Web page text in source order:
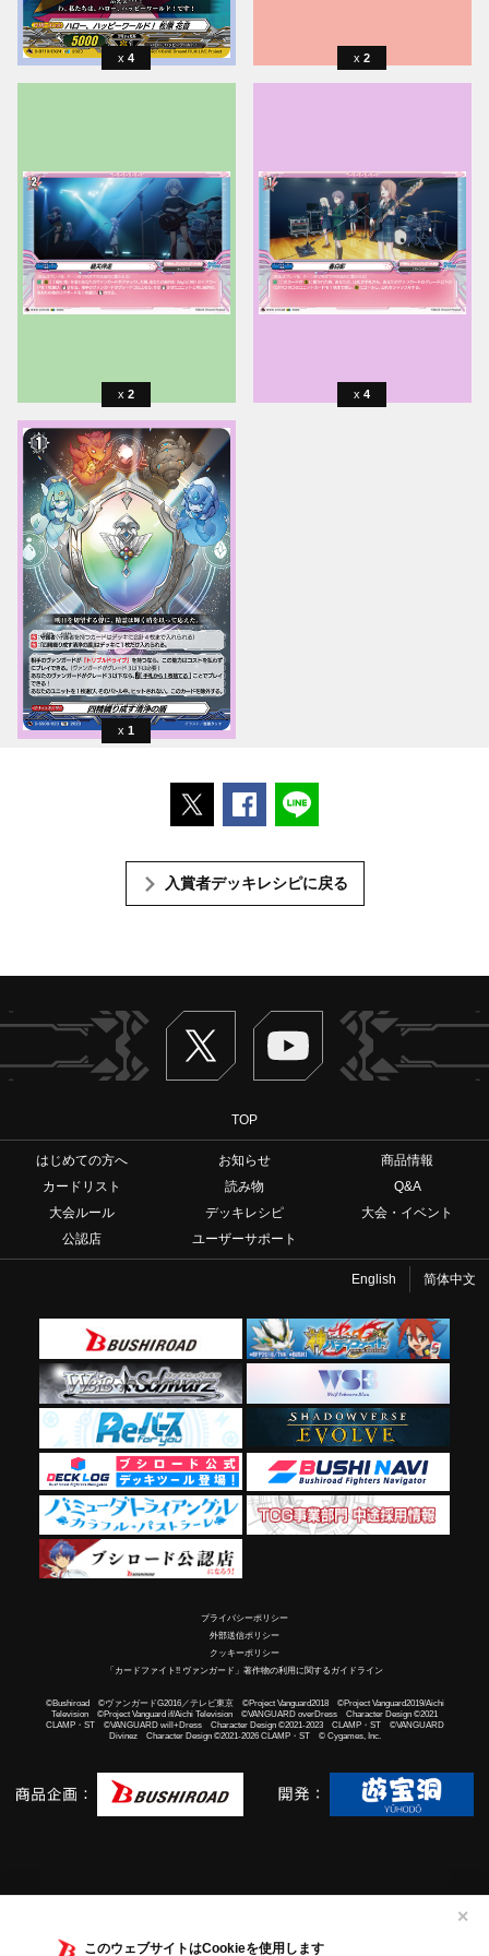
このウェブサイトはCookieを使用します
✕
4 2
2 4
1
ポストするFacebookでシェアする
入賞者デッキレシピに戻る
Twitter ヴァンガードch
TOP
はじめての方へ お知らせ
商品情報
カードリスト
読み物
Q&A
大会ルール
デッキレシピ
大会・イベント
公認店
ユーザーサポート
English 简体中文
プライバシーポリシー
外部送信ポリシー
クッキーポリシー
「カードファイト!! ヴァンガード」著作物の利用に関するガイドライン
©Bushiroad ©ヴァンガードG2016／テレビ東京 ©Project Vanguard2018 ©Project Vanguard2019/Aichi
Television ©Project Vanguard if/Aichi Television ©VANGUARD overDress Character Design ©2021
CLAMP・ST ©VANGUARD will+Dress Character Design ©2021-2023 CLAMP・ST ©VANGUARD
Divinez Character Design ©2021-2026 CLAMP・ST © Cygames, Inc.